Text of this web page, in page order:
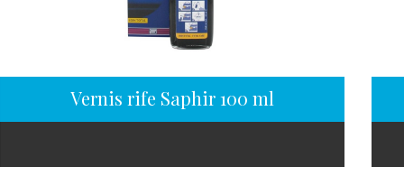
Vernis rife Saphir 100 ml